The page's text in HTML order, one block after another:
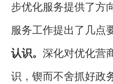
步优化服务提供了方
服务工作提出了几点
认识。 深化对优化营
识 ， 锲而不舍抓好政